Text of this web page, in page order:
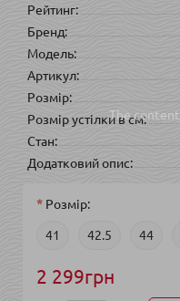
The content
Рейтинг:
Бренд:
Модель:
Артикул:
Розмір:
Розмір устілки в см:
Стан:
Додатковий опис:
Розмір:
41 42.5 44
2 299грн